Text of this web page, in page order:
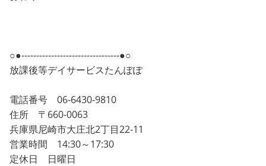
○●---------------------------------●○
放課後等デイサービスたんぽぽ
電話番号 06-6430-9810
住所 〒660-0063
兵庫県尼崎市大庄北2丁目22-11
営業時間 14:30～17:30
定休日 日曜日